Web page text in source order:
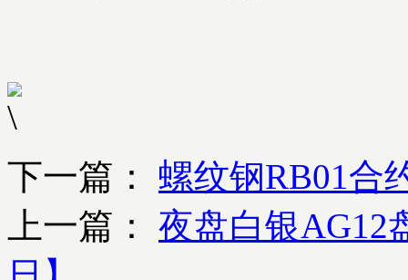
下一篇： 螺纹钢RB01合
上一篇： 夜盘白银AG12